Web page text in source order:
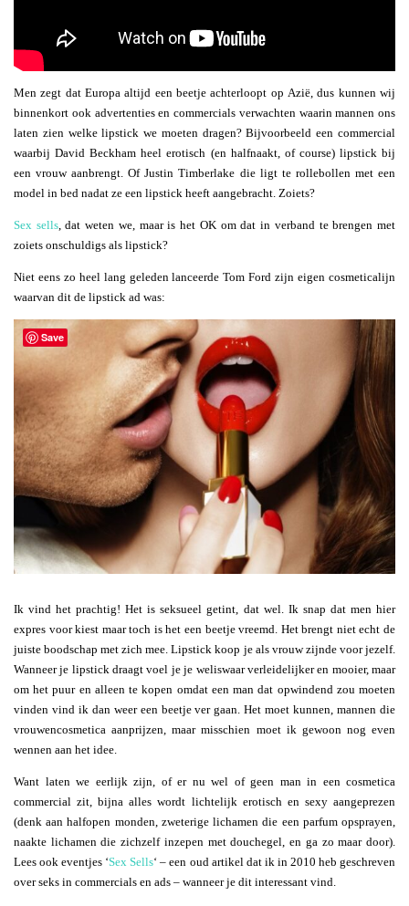
Men zegt dat Europa altijd een beetje achterloopt op Azië, dus kunnen wij
binnenkort ook advertenties en commercials verwachten waarin mannen ons
laten zien welke lipstick we moeten dragen? Bijvoorbeeld een commercial
waarbij David Beckham heel erotisch (en halfnaakt, of course) lipstick bij
een vrouw aanbrengt. Of Justin Timberlake die ligt te rollebollen met een
model in bed nadat ze een lipstick heeft aangebracht. Zoiets?
Sex sells, dat weten we, maar is het OK om dat in verband te brengen met
zoiets onschuldigs als lipstick?
Niet eens zo heel lang geleden lanceerde Tom Ford zijn eigen cosmeticalijn
waarvan dit de lipstick ad was:
Ik vind het prachtig! Het is seksueel getint, dat wel. Ik snap dat men hier
expres voor kiest maar toch is het een beetje vreemd. Het brengt niet echt de
juiste boodschap met zich mee. Lipstick koop je als vrouw zijnde voor jezelf.
Wanneer je lipstick draagt voel je je weliswaar verleidelijker en mooier, maar
om het puur en alleen te kopen omdat een man dat opwindend zou moeten
vinden vind ik dan weer een beetje ver gaan. Het moet kunnen, mannen die
vrouwencosmetica aanprijzen, maar misschien moet ik gewoon nog even
wennen aan het idee.
Want laten we eerlijk zijn, of er nu wel of geen man in een cosmetica
commercial zit, bijna alles wordt lichtelijk erotisch en sexy aangeprezen
(denk aan halfopen monden, zweterige lichamen die een parfum opsprayen,
naakte lichamen die zichzelf inzepen met douchegel, en ga zo maar door).
Lees ook eventjes ‘Sex Sells‘ – een oud artikel dat ik in 2010 heb geschreven
over seks in commercials en ads – wanneer je dit interessant vind.
Save